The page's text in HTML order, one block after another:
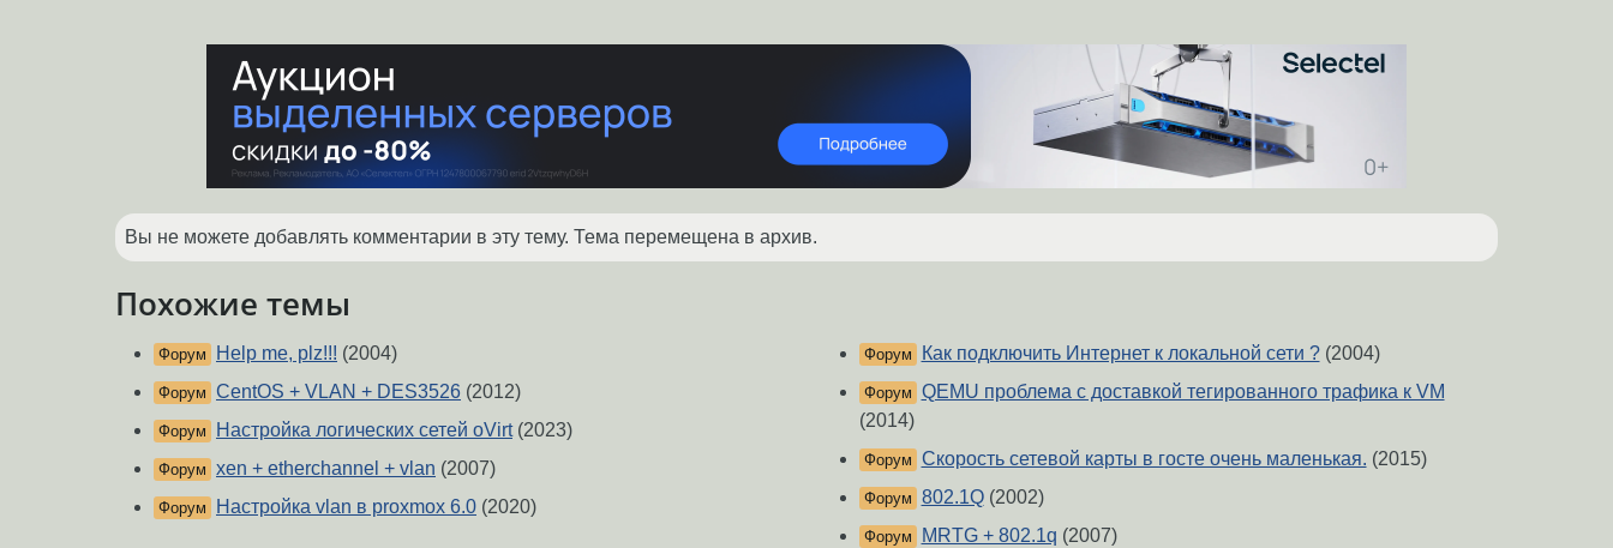
Вы не можете добавлять комментарии в эту тему. Тема перемещена в архив.
Похожие темы
Форум Help me, plz!!! (2004)
Форум CentOS + VLAN + DES3526 (2012)
Форум Настройка логических сетей oVirt(2023)
Форум xen + etherchannel + vlan (2007)
Форум Настройка vlan в proxmox 6.0 (2020)
Форум Как подключить Интернет к локальной сети ?(2004)
Форум QEMU проблема с доставкой тегированного трафика к VM
(2014)
Форум Скорость сетевой карты в госте очень маленькая. (2015)
Форум 802.1Q(2002)
Форум MRTG + 802.1q (2007)